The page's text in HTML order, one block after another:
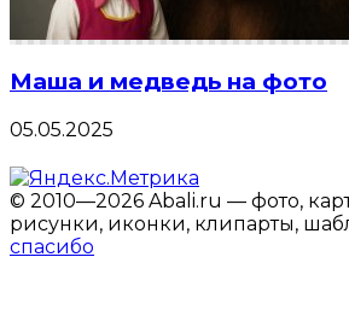
Маша и медведь на фото
05.05.2025
© 2010—2026 Abali.ru — фото,
рисунки, иконки, клипарты,
спасибо